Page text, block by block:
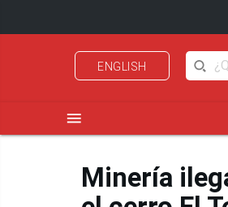
ENGLISH
menu
Minería